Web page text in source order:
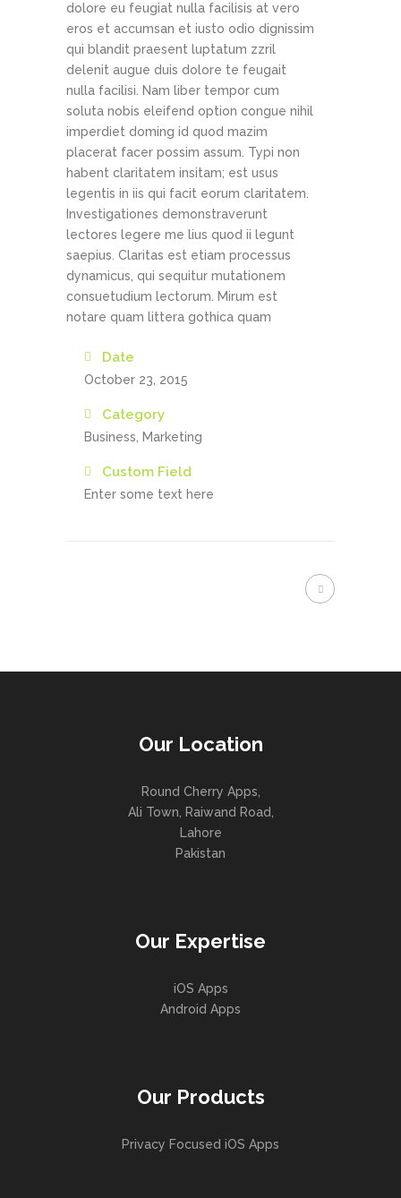
dolore eu feugiat nulla facilisis at vero
eros et accumsan et iusto odio dignissim
qui blandit praesent luptatum zzril
delenit augue duis dolore te feugait
nulla facilisi. Nam liber tempor cum
soluta nobis eleifend option congue nihil
imperdiet doming id quod mazim
placerat facer possim assum. Typi non
habent claritatem insitam; est usus
legentis in iis qui facit eorum claritatem.
Investigationes demonstraverunt
lectores legere me lius quod ii legunt
saepius. Claritas est etiam processus
dynamicus, qui sequitur mutationem
consuetudium lectorum. Mirum est
notare quam littera gothica quam
Date
October 23, 2015
Category
Business, Marketing
Custom Field
Enter some text here
Our Location
Round Cherry Apps,
Ali Town, Raiwand Road,
Lahore
Pakistan
Our Expertise
iOS Apps
Android Apps
Our Products
Privacy Focused iOS Apps